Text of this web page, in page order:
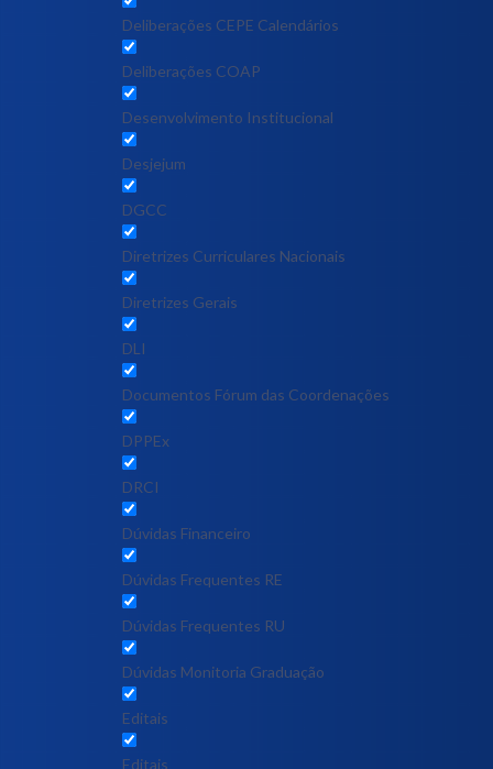
Deliberações CEPE Calendários
Deliberações COAP
Desenvolvimento Institucional
Desjejum
DGCC
Diretrizes Curriculares Nacionais
Diretrizes Gerais
DLI
Documentos Fórum das Coordenações
DPPEx
DRCI
Dúvidas Financeiro
Dúvidas Frequentes RE
Dúvidas Frequentes RU
Dúvidas Monitoria Graduação
Editais
Editais